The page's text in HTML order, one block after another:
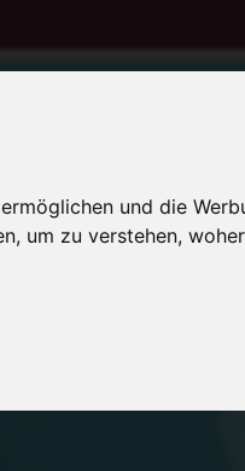
und die
um zu verstehen,